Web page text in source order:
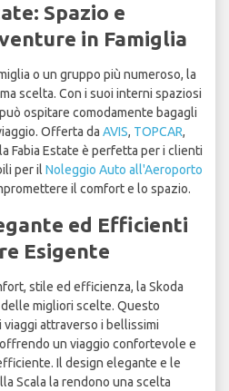
Spazio e
in Famiglia
o un gruppo più numeroso, la
scelta. Con i suoi interni spaziosi
ospitare comodamente bagagli
Offerta da AVIS, TOPCAR,
Fabia Estate è perfetta per i clienti
per il Noleggio Auto all'Aeroporto
il comfort e lo spazio.
ed Efficienti
Esigente
stile ed efficienza, la Skoda
migliori scelte. Questo
attraverso i bellissimi
un viaggio confortevole e
Il design elegante e le
Scala la rendono una scelta